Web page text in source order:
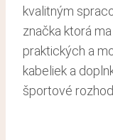
kvalitným
značka ktorá
praktických a
kabeliek a
športové